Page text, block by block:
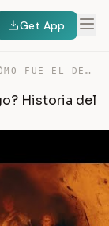
Get App
¿CÓMO FUE EL DESCUBRIMIENTO DEL FUEGO? HISTORIA DEL DOM… — TRANSCRIPT
Historia del